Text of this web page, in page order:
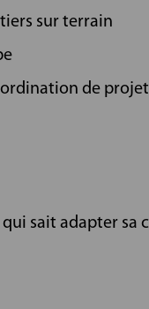
sur terrain
de
sait adapter sa